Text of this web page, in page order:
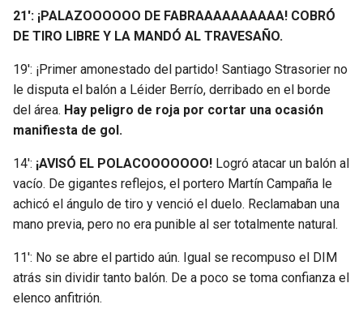
21′: ¡PALAZOOOOOO DE FABRAAAAAAAAAA! COBRÓ
DE TIRO LIBRE Y LA MANDÓ AL TRAVESAÑO.
19′: ¡Primer amonestado del partido! Santiago Strasorier no
le disputa el balón a Léider Berrío, derribado en el borde
del área. Hay peligro de roja por cortar una ocasión
manifiesta de gol.
14′: ¡AVISÓ EL POLACOOOOOOO! Logró atacar un balón al
vacío. De gigantes reflejos, el portero Martín Campaña le
achicó el ángulo de tiro y venció el duelo. Reclamaban una
mano previa, pero no era punible al ser totalmente natural.
11′: No se abre el partido aún. Igual se recompuso el DIM
atrás sin dividir tanto balón. De a poco se toma confianza el
elenco anfitrión.